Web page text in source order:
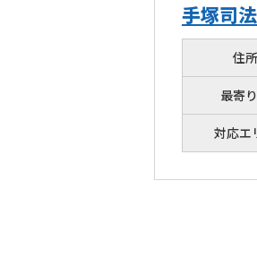
手塚司
住所
最寄
対応エ